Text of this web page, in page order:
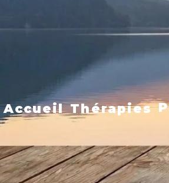
Accueil Thérapies